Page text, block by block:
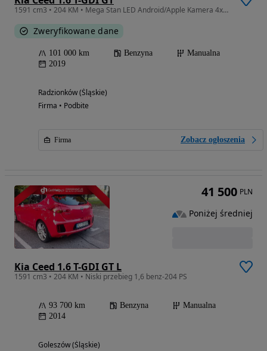
1591 cm3 • 204 KM • Mega Stan LED Android/Apple Kamera 4xGrzane Fotele/Kier. 2kpl. Alu JBL
Zweryfikowane dane
101 000 km Benzyna
Manualna
2019
Radzionków (Śląskie)
Firma • Podbite
Firma Zobacz ogłoszenia
Kia Ceed 1.6 T-GDI GT L
1591 cm3 • 204 KM • Niski przebieg 1,6 benz-204 PS
93 700 km Benzyna
Manualna
2014
Goleszów (Śląskie)
41 500 PLN
Poniżej średniej